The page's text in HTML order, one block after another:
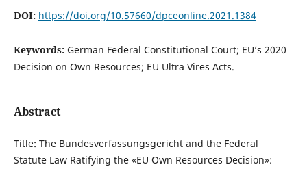
DOI: https://doi.org/10.57660/dpceonline.2021.1384
Keywords: German Federal Constitutional Court; EU’s 2020
Decision on Own Resources; EU Ultra Vires Acts.
Abstract
Title: The Bundesverfassungsgericht and the Federal
Statute Law Ratifying the «EU Own Resources Decision»: